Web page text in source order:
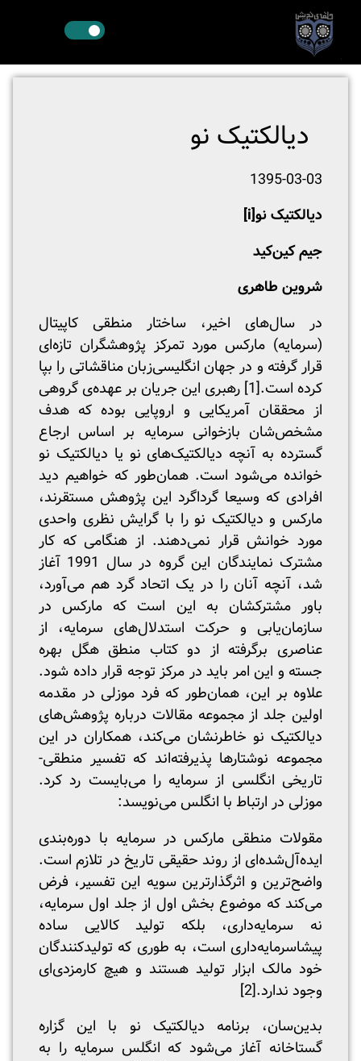
دیالکتیک نو
1395-03-03
دیالکتیک نو[i]
جیم کین‌کید
شروین طاهری
در سال‌های اخیر، ساختار منطقی کاپیتال
(سرمایه) مارکس مورد تمرکز پژوهشگران تازه‌ای
قرار گرفته و در جهان انگلیسی‌زبان مناقشاتی را بپا
کرده است.[1]
رهبری این جریان بر عهده‌ی گروهی
از محققان آمریکایی و اروپایی بوده که هدف
مشخص‌شان بازخوانی سرمایه بر اساس ارجاع
گسترده به آنچه دیالکتیک‌های نو یا دیالکتیک نو
خوانده می‌شود است. همان‌طور که خواهیم دید
افرادی که وسیعا گرداگرد این پژوهش مستقرند،
مارکس و دیالکتیک نو را با گرایش نظری واحدی
مورد خوانش قرار نمی‌دهند. از هنگامی که کار
مشترک نمایندگان این گروه در سال 1991 آغاز
شد، آنچه آنان را در یک اتحاد گرد هم می‌آورد،
باور مشترکشان به این است که مارکس در
سازمان‌یابی و حرکت استدلال‌های سرمایه، از
عناصری برگرفته از دو کتاب منطق هگل بهره
جسته و این امر باید در مرکز توجه قرار داده شود.
علاوه بر این، همان‌طور که فرد موزلی در مقدمه
اولین جلد از مجموعه مقالات درباره پژوهش‌های
دیالکتیک نو خاطرنشان می‌کند، همکاران در این
مجموعه نوشتار‌ها پذیرفته‌اند که تفسیر منطقی-
تاریخی انگلسی از سرمایه را می‌بایست رد کرد.
موزلی در ارتباط با انگلس می‌نویسد:
مقولات منطقی مارکس در سرمایه با دوره‌بندی
ایده‌آل‌شده‌ای از روند حقیقی تاریخ در تلازم است.
واضح‌ترین و اثرگذارترین سویه این تفسیر، فرض
می‌کند که موضوع بخش اول از جلد اول سرمایه،
نه سرمایه‌داری، بلکه تولید کالایی ساده
پیشاسرمایه‌داری است، به طوری که تولیدکنندگان
خود مالک ابزار تولید هستند و هیچ کارمزدی‌ای
وجود ندارد.[2]
بدین‌سان، برنامه دیالکتیک نو با این گزاره
گستاخانه آغاز می‌شود که انگلس سرمایه را به